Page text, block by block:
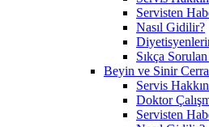
Servisten
Nasıl Gidilir?
Sıkça
Beyin ve Sinir
Servis
Doktor
Servisten